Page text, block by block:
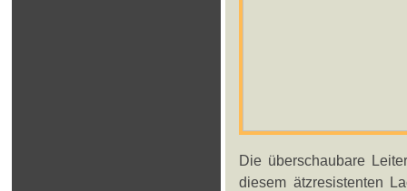
Die überschaubare
diesem ätzresistenten